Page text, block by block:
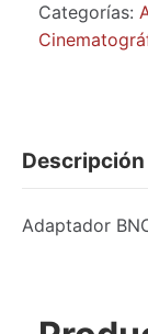
grados
cantidad
Categorías:
Descripción
Adaptador